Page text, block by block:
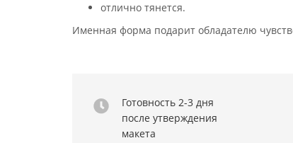
отлично тянется.
Именная форма подарит обладателю
Готовность 2-3 дня
после утверждения
макета